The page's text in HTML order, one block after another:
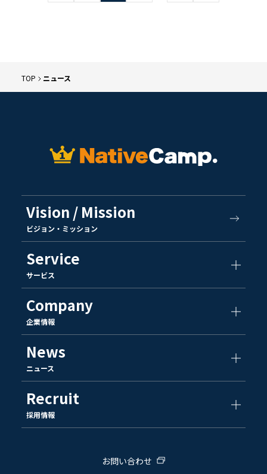
TOP ニュース
Vision / Mission
ビジョン・ミッション
Service
サービス
Company
企業情報
News
ニュース
Recruit
採用情報
お問い合わせ